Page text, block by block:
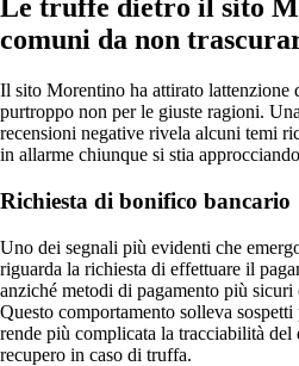
Le truffe dietro il sito
comuni da non
Il sito Morentino ha attirato lattenzione
purtroppo non per le giuste ragioni.
recensioni negative rivela alcuni temi
in allarme chiunque si stia
Richiesta di bonifico bancario
Uno dei segnali più evidenti che
riguarda la richiesta di effettuare il
anziché metodi di pagamento più
Questo comportamento solleva
rende più complicata la tracciabilità
recupero in caso di truffa.